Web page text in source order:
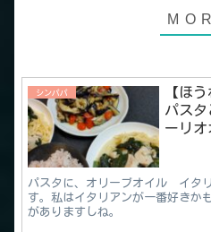
シンパパ
【ほ
パスタ
ーリオ
パスタに、オリーブオイル イタ
す。私はイタリアンが一番好きか
がありますしね。